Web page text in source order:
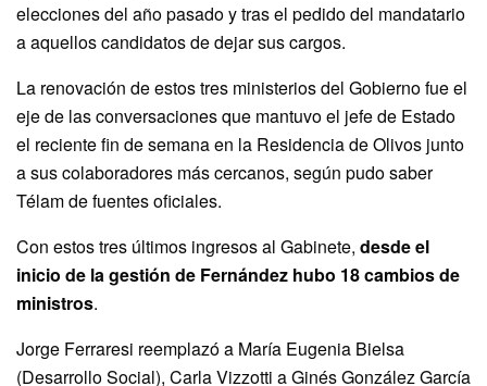
elecciones del año pasado y tras el pedido del mandatario
a aquellos candidatos de dejar sus cargos.
La renovación de estos tres ministerios del Gobierno fue el
eje de las conversaciones que mantuvo el jefe de Estado
el reciente fin de semana en la Residencia de Olivos junto
a sus colaboradores más cercanos, según pudo saber
Télam de fuentes oficiales.
Con estos tres últimos ingresos al Gabinete, desde el
inicio de la gestión de Fernández hubo 18 cambios de
ministros.
Jorge Ferraresi reemplazó a María Eugenia Bielsa
(Desarrollo Social), Carla Vizzotti a Ginés González García